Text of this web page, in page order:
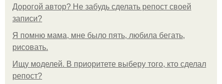
Дорогой автор? Не забудь сделать репост своей
записи?
Я помню мама, мне было пять, любила бегать,
рисовать.
Ищу моделей. В приоритете выберу того, кто сделал
репост?